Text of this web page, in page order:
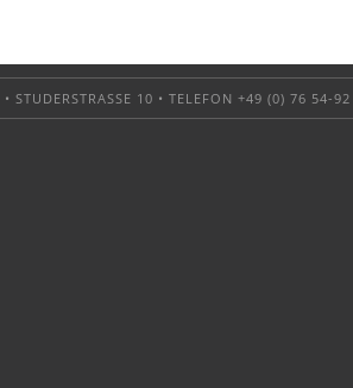
• STUDERSTRASSE 10 • TELEFON +49 (0) 76 54-